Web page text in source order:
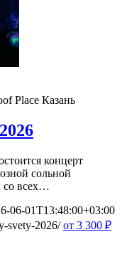
Place Казань
концерт
сольной
со всех…
06-01T13:48:00+03:00
svety-2026/ от 3 300 ₽